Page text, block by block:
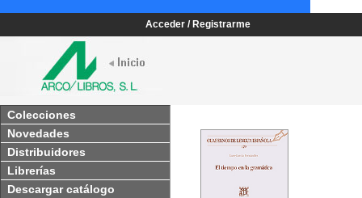
Acceder / Registrarme
Colecciones
Novedades
Distribuidores
Librerías
Descargar catálogo